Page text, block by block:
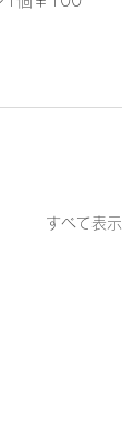
すべて表示